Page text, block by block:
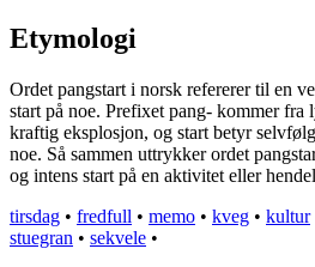
Etymologi
Ordet pangstart i norsk refererer til en
start på noe. Prefixet pang- kommer fra
kraftig eksplosjon, og start betyr
noe. Så sammen uttrykker ordet
og intens start på en aktivitet eller
tirsdag • fredfull • memo • kveg • kultur
stuegran • sekvele •